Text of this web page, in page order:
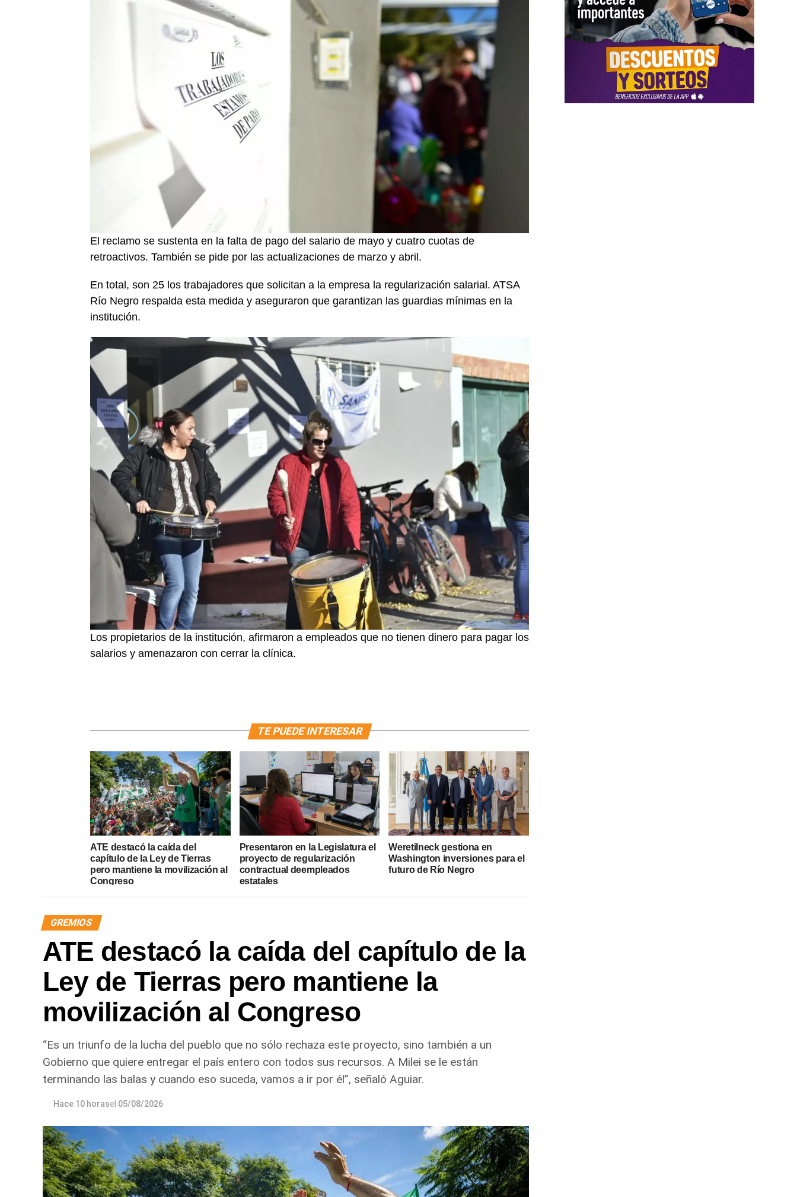
El reclamo se sustenta en la falta de pago del salario de mayo y cuatro cuotas de
retroactivos. También se pide por las actualizaciones de marzo y abril.
En total, son 25 los trabajadores que solicitan a la empresa la regularización salarial. ATSA
Río Negro respalda esta medida y aseguraron que garantizan las guardias mínimas en la
institución.
Los propietarios de la institución, afirmaron a empleados que no tienen dinero para pagar los
salarios y amenazaron con cerrar la clínica.
TE PUEDE INTERESAR
ATE destacó la caída del
capítulo de la Ley de Tierras
pero mantiene la movilización al
Congreso
Presentaron en la Legislatura el
proyecto de regularización
contractual deempleados
estatales
Weretilneck gestiona en
Washington inversiones para el
futuro de Río Negro
GREMIOS
ATE destacó la caída del capítulo de la
Ley de Tierras pero mantiene la
movilización al Congreso
“Es un triunfo de la lucha del pueblo que no sólo rechaza este proyecto, sino también a un
Gobierno que quiere entregar el país entero con todos sus recursos. A Milei se le están
terminando las balas y cuando eso suceda, vamos a ir por él”, señaló Aguiar.
Hace 10 horasel 05/08/2026